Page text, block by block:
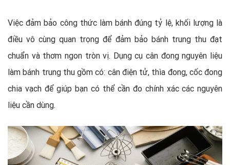
Việc đảm bảo công thức làm bánh đúng tỷ lệ, khối lượng là
điều vô cùng quan trọng để đảm bảo bánh trung thu đạt
chuẩn và thơm ngon tròn vị. Dụng cụ cân đong nguyên liệu
làm bánh trung thu gồm có: cân điện tử, thìa đong, cốc đong
chia vạch để giúp bạn có thể cần đo chính xác các nguyên
liệu cần dùng.